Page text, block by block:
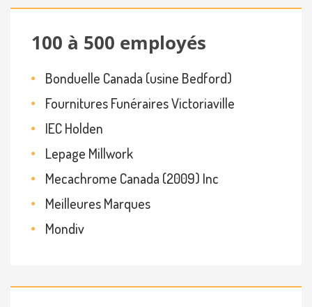
100 à 500 employés
Bonduelle Canada (usine Bedford)
Fournitures Funéraires Victoriaville
IEC Holden
Lepage Millwork
Mecachrome Canada (2009) Inc
Meilleures Marques
Mondiv